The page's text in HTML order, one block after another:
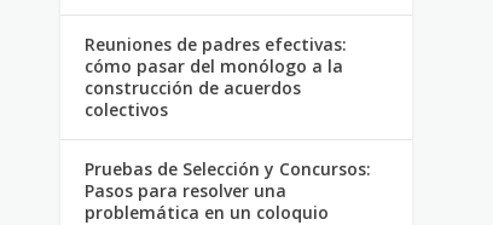
Reuniones de padres efectivas:
cómo pasar del monólogo a la
construcción de acuerdos
colectivos
Pruebas de Selección y Concursos:
Pasos para resolver una
problemática en un coloquio